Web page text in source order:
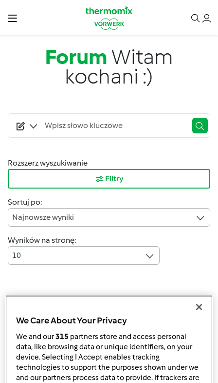
Forum Witam
kochani :)
Rozszerz wyszukiwanie
Filtry
Sortuj po:
Najnowsze wyniki
Wyników na stronę:
10
Ostatni wpis
Szybka odpowiedź
Anonim
(niezweryfikowany)
We Care About Your Privacy
We and our315 partners store and access personal
data, like browsing data or unique identifiers, on your
device. Selecting I Accept enables tracking
technologies to support the purposes shown under we
and our partners process data to provide. If trackers are